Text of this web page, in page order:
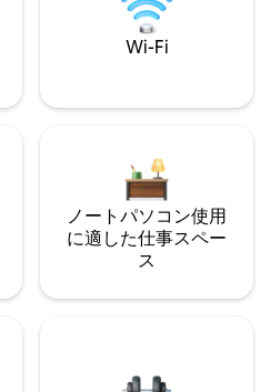
Wi-Fi
ノートパソコン使用
に適した仕事スペー
ス